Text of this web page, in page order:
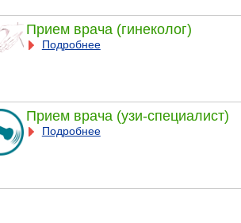
Прием врача (гинеколог)
Подробнее
Прием врача (узи-специалист)
Подробнее